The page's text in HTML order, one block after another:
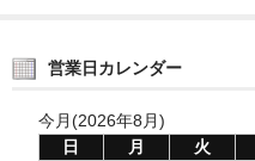
営業日カレンダー
今月(2026年8月)
日
月 火